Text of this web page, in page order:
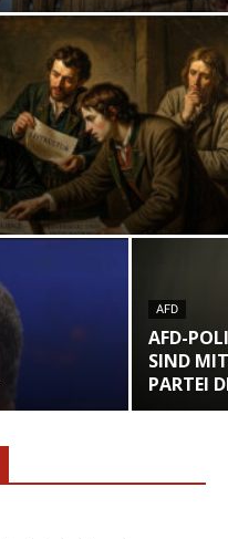
AFD
AFD-
SIND
PARTEI